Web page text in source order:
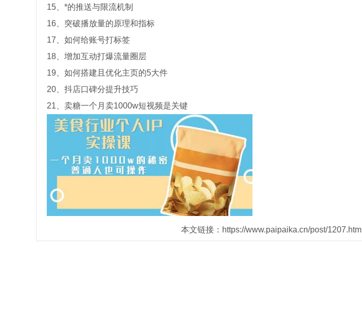
15、*的推送与限流机制
16、突破播放量的原理和指标
17、如何给账号打标签
18、增加互动打爆流量圈层
19、如何搭建且优化主页的5大件
20、抖店口碑分提升技巧
21、卖糖一个月卖1000w短视频是关键
本文链接：https://www.paipaika.cn/post/1207.html